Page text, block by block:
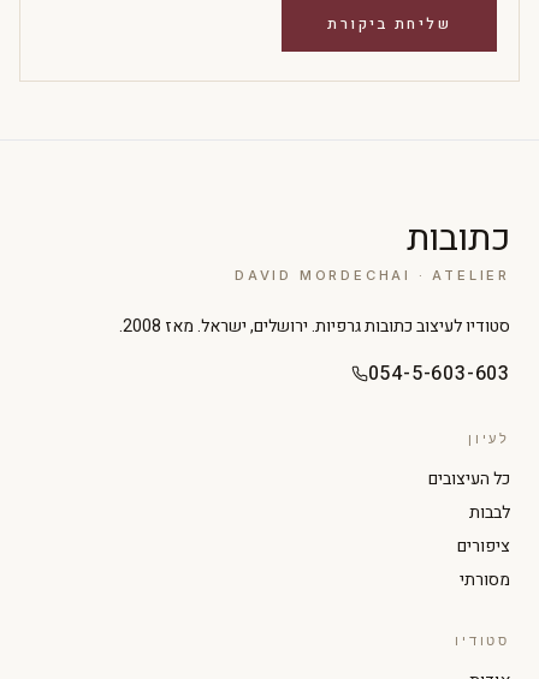
כתובות
DAVID MORDECHAI · ATELIER
סטודיו לעיצוב כתובות גרפיות. ירושלים, ישראל. מאז 2008.
054-5-603-603
לעיון
כל העיצובים
לבבות
ציפורים
מסורתי
סטודיו